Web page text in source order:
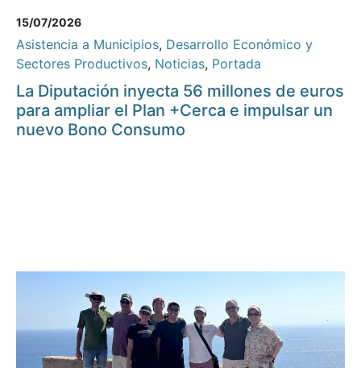
15/07/2026
Asistencia a Municipios, Desarrollo Económico y
Sectores Productivos, Noticias, Portada
La Diputación inyecta 56 millones de euros
para ampliar el Plan +Cerca e impulsar un
nuevo Bono Consumo